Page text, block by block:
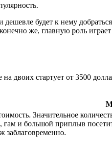
будет к нему
же, главную роль
двоих стартует от 3500
Значительное
и большой приплыв
заблаговременно.